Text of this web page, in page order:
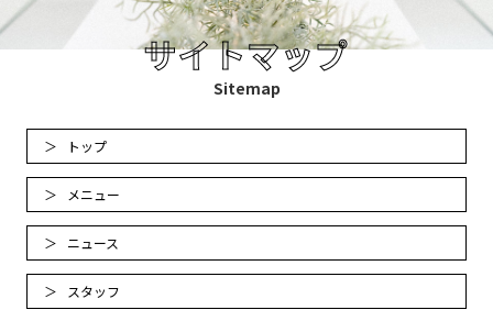
サイトマップ
Sitemap
トップ
メニュー
ニュース
スタッフ